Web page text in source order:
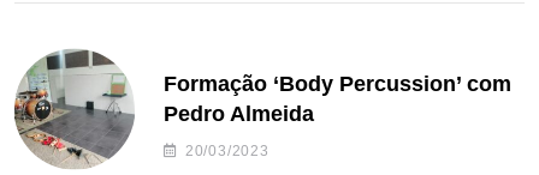
Formação ‘Body Percussion’ com
Pedro Almeida
20/03/2023